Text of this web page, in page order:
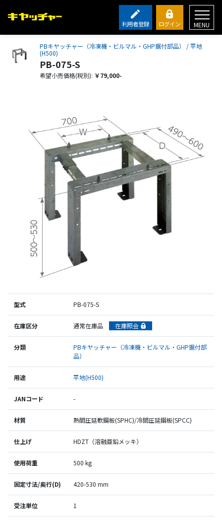
利用者登録 ログイン MENU
PBキヤッチャー（冷凍機・ビルマル・GHP据付部品） / 平地
(H500)
PB-075-S
希望小売価格(税別): ￥79,000-
型式 PB-075-S
在庫区分 通常在庫品 在庫照会
分類
PBキヤッチャー（冷凍機・ビルマル・GHP据付部
品）
用途 平地(H500)
JANコード -
材質 熱間圧延軟鋼板(SPHC)/冷間圧延鋼板(SPCC)
仕上げ HDZT（溶融亜鉛メッキ）
使用荷重 500 kg
固定寸法/奥行(D) 420-530 mm
受注単位 1